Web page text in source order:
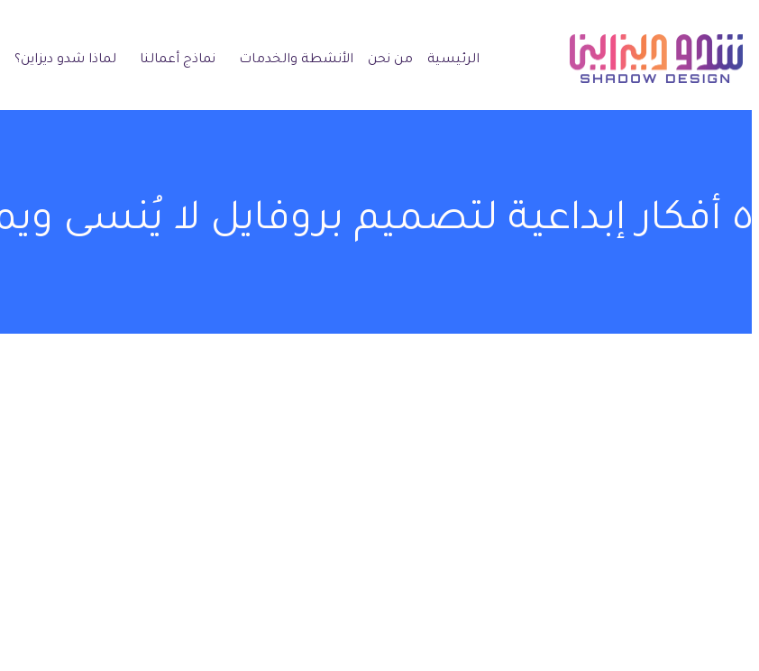
الرئيسية من نحن الأنشطة والخدمات نماذج أعمالنا لماذا شدو ديزاين؟
٥ أفكار إبداعية لتصميم بروفايل لا يُنسى ويميزك عن الآخرين